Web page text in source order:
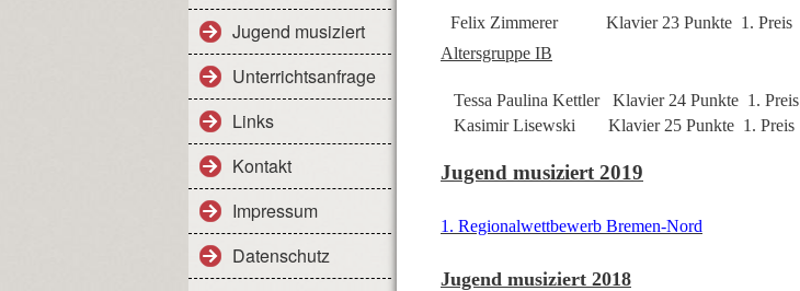
Jugend musiziert
Unterrichtsanfrage
Links
Kontakt
Impressum
Datenschutz
Felix Zimmerer Klavier 23 Punkte 1. Preis
Altersgruppe IB
Tessa Paulina Kettler Klavier 24 Punkte 1. Preis
Kasimir Lisewski
Klavier 25 Punkte 1. Preis
Jugend musiziert 2019
1. Regionalwettbewerb Bremen-Nord
Jugend musiziert 2018